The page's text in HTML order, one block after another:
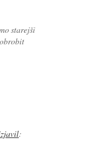
starejši
: